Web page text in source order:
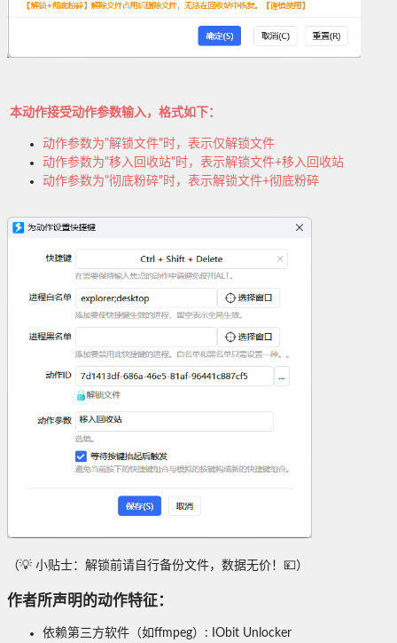
本动作接受动作参数输入，格式如下：
动作参数为"解锁文件"时，表示仅解锁文件
动作参数为"移入回收站"时，表示解锁文件+移入回收站
动作参数为"彻底粉碎"时，表示解锁文件+彻底粉碎
（💡 小贴士：解锁前请自行备份文件，数据无价！💴）
作者所声明的动作特征：
依赖第三方软件（如ffmpeg）: IObit Unlocker